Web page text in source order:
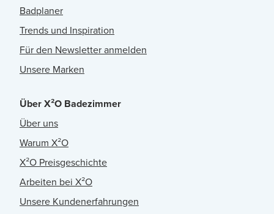
Badplaner
Trends und Inspiration
Für den Newsletter anmelden
Unsere Marken
Über X²O Badezimmer
Über uns
Warum X²O
X²O Preisgeschichte
Arbeiten bei X²O
Unsere Kundenerfahrungen